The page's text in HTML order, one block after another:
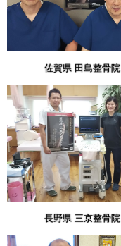
佐賀県 田島整骨院
長野県 三京整骨院